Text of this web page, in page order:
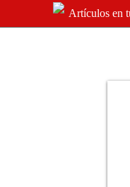
Artículos en